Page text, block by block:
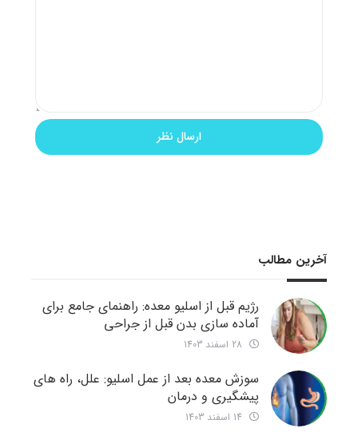
آخرین مطالب
رژیم قبل از اسلیو معده: راهنمای جامع برای
آماده سازی بدن قبل از جراحی
سوزش معده بعد از عمل اسلیو: علل، راه های
پیشگیری و درمان